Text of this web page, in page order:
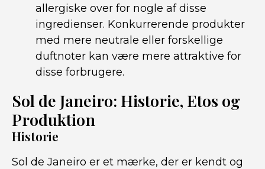
allergiske over for nogle af disse
ingredienser. Konkurrerende produkter
med mere neutrale eller forskellige
duftnoter kan være mere attraktive for
disse forbrugere.
Sol de Janeiro: Historie, Etos og
Produktion
Historie
Sol de Janeiro er et mærke, der er kendt og